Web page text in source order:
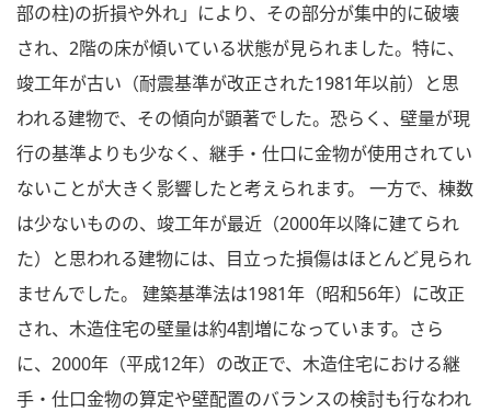
部の柱)の折損や外れ」により、その部分が集中的に破壊
され、2階の床が傾いている状態が見られました。特に、
竣工年が古い（耐震基準が改正された1981年以前）と思
われる建物で、その傾向が顕著でした。恐らく、壁量が現
行の基準よりも少なく、継手・仕口に金物が使用されてい
ないことが大きく影響したと考えられます。 一方で、棟数
は少ないものの、竣工年が最近（2000年以降に建てられ
た）と思われる建物には、目立った損傷はほとんど見られ
ませんでした。 建築基準法は1981年（昭和56年）に改正
され、木造住宅の壁量は約4割増になっています。さら
に、2000年（平成12年）の改正で、木造住宅における継
手・仕口金物の算定や壁配置のバランスの検討も行なわれ